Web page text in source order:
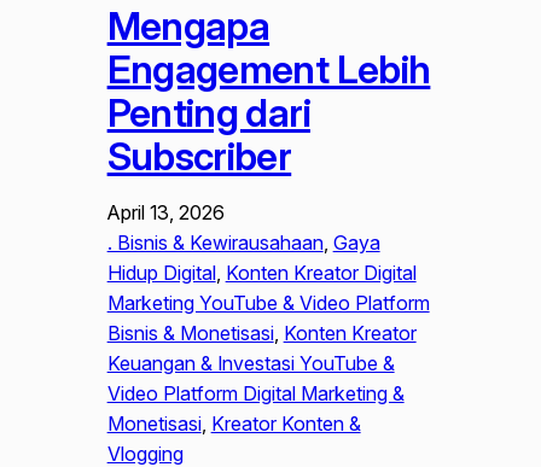
Mengapa
Engagement Lebih
Penting dari
Subscriber
April 13, 2026
. Bisnis & Kewirausahaan, Gaya
Hidup Digital, Konten Kreator Digital
Marketing YouTube & Video Platform
Bisnis & Monetisasi, Konten Kreator
Keuangan & Investasi YouTube &
Video Platform Digital Marketing &
Monetisasi, Kreator Konten &
Vlogging